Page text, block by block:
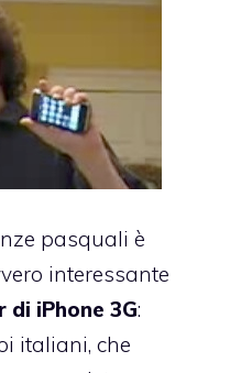
pasquali è
interessante
iPhone 3G:
italiani, che